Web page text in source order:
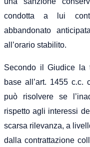
condotta a lui
abbandonato
all’orario stabilito.
Secondo il Giudice la
base all’art. 1455 c.c.
può risolvere se
rispetto agli interessi
scarsa rilevanza, a
dalla contrattazione